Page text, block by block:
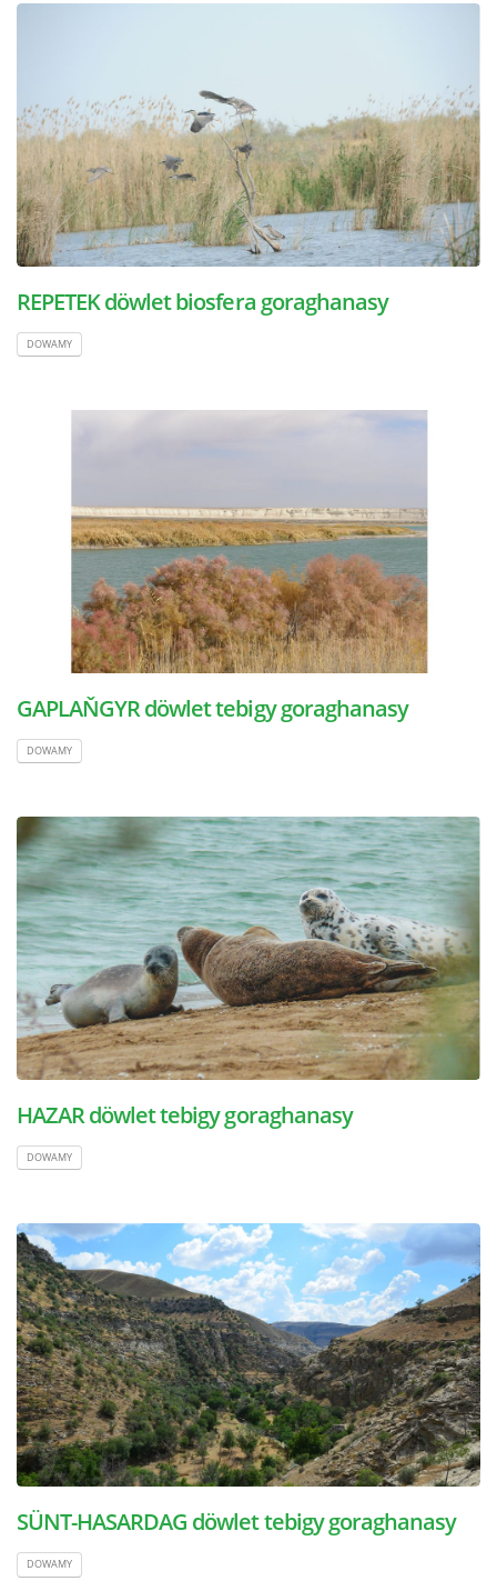
REPETEK döwlet biosfera goraghanasy
DOWAMY
GAPLAŇGYR döwlet tebigy goraghanasy
DOWAMY
HAZAR döwlet tebigy goraghanasy
DOWAMY
SÜNT-HASARDAG döwlet tebigy goraghanasy
DOWAMY